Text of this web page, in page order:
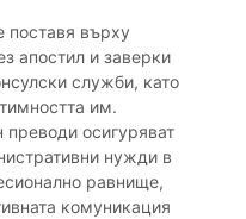
поставя върху
апостил и заверки
служби, като
им.
преводи осигуряват
нужди в
равнище,
комуникация